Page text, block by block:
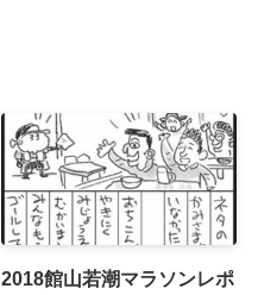
2018館山若潮マラソンレポ